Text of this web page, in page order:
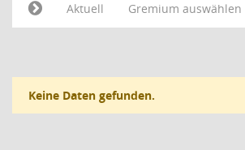
Aktuell
Gremium auswählen
Keine Daten gefunden.